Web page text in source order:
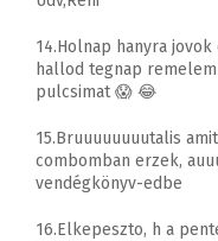
14.Holnap hanyra
hallod tegnap
pulcsimat 😱 😂
15.Bruuuuuuuutalis
combomban erzek,
vendégkönyv-edbe
16.Elkepeszto, h a